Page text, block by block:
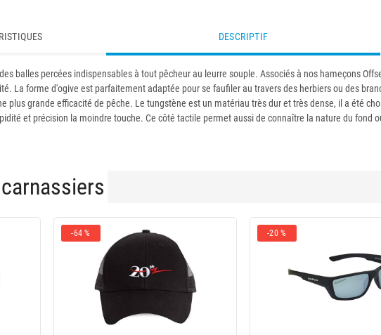
DESCRIPTIF
balles percées indispensables à tout pêcheur au leurre souple. Associés à nos hameçons
La forme d'ogive est parfaitement adaptée pour se faufiler au travers des herbiers ou des
plus grande efficacité de pêche. Le tungstène est un matériau très dur et très dense, il a été
et précision la moindre touche. Ce côté tactile permet aussi de connaître la nature du fond
-64 % -20 %